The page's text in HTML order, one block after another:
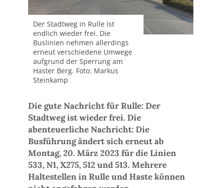
Der Stadtweg in Rulle ist
endlich wieder frei. Die
Buslinien nehmen allerdings
erneut verschiedene Umwege
aufgrund der Sperrung am
Haster Berg. Foto: Markus
Steinkamp
Die gute Nachricht für Rulle: Der
Stadtweg ist wieder frei. Die
abenteuerliche Nachricht: Die
Busführung ändert sich erneut ab
Montag, 20. März 2023 für die Linien
533, N1, X275, 512 und 513. Mehrere
Haltestellen in Rulle und Haste können